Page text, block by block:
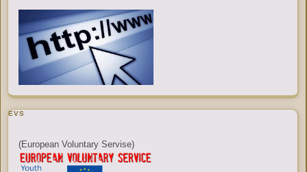
EVS
(European Voluntary Servise)